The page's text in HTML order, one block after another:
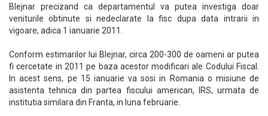
Blejnar precizand ca departamentul va putea investiga doar
veniturile obtinute si nedeclarate la fisc dupa data intrarii in
vigoare, adica 1 ianuarie 2011.
Conform estimarilor lui Blejnar, circa 200-300 de oameni ar putea
fi cercetate in 2011 pe baza acestor modificari ale Codului Fiscal.
In acest sens, pe 15 ianuarie va sosi in Romania o misiune de
asistenta tehnica din partea fiscului american, IRS, urmata de
institutia similara din Franta, in luna februarie.